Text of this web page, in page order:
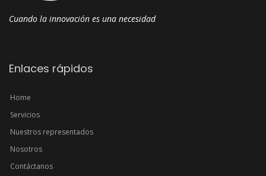
Cuando la innovación es una necesidad
Enlaces rápidos
Home
Servicios
Nuestros representados
Nosotros
Contáctanos